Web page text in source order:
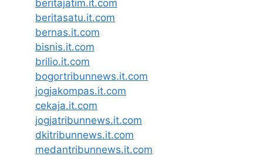
beritajatim.it.com
beritasatu.it.com
bernas.it.com
bisnis.it.com
brilio.it.com
bogortribunnews.it.com
jogjakompas.it.com
cekaja.it.com
jogjatribunnews.it.com
dkitribunnews.it.com
medantribunnews.it.com